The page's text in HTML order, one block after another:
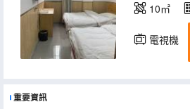
10㎡
電視機
重要資訊